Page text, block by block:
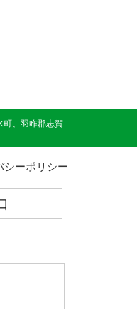
町、羽咋郡志賀
シーポリシー